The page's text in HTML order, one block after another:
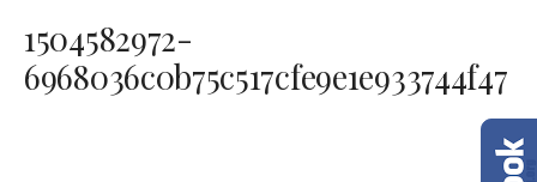
1504582972-
6968036c0b75c517cfe9e1e933744f47